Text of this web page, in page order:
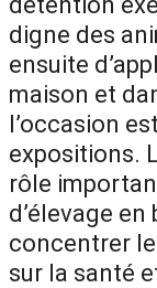
digne des
ensuite
maison et
l’occasion
expositions.
rôle
d’élevage
concentrer
sur la santé